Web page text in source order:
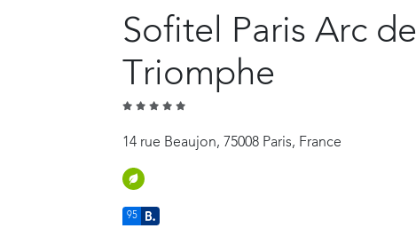
Sofitel Paris Arc de
Triomphe
14 rue Beaujon, 75008 Paris, France
95